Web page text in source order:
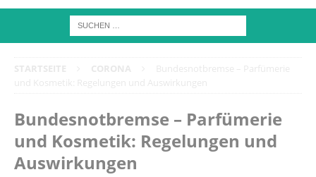
Bundesnotbremse – Parfümerie
und Kosmetik: Regelungen und
Auswirkungen